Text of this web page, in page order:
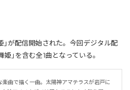
」が配信開始された。今回デジタル配
」を含む全1曲となっている。
楽曲で描く一曲。太陽神アマテラスが岩戸に